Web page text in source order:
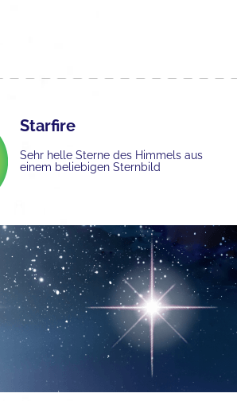
Starfire
Sehr helle Sterne des Himmels aus
einem beliebigen Sternbild